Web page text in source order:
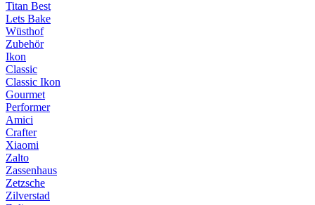
Titan Best
Lets Bake
Wüsthof
Zubehör
Ikon
Classic
Classic Ikon
Gourmet
Performer
Amici
Crafter
Xiaomi
Zalto
Zassenhaus
Zetzsche
Zilverstad